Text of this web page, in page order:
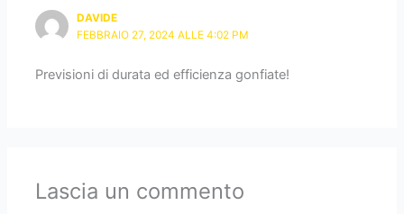
DAVIDE
FEBBRAIO 27, 2024 ALLE 4:02 PM
Previsioni di durata ed efficienza gonfiate!
Lascia un commento